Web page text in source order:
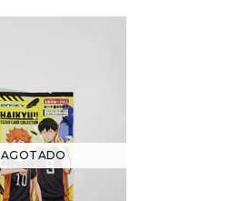
AGOTADO